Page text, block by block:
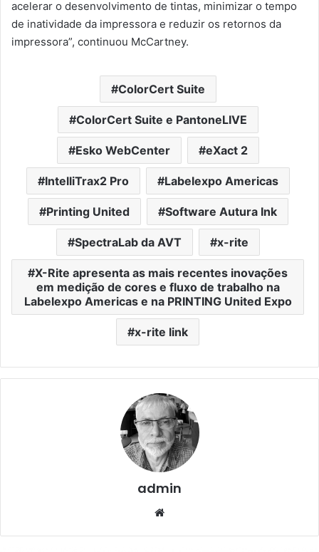
acelerar o desenvolvimento de tintas, minimizar o tempo
de inatividade da impressora e reduzir os retornos da
impressora”, continuou McCartney.
ColorCert Suite
ColorCert Suite e PantoneLIVE
Esko WebCenter eXact 2
IntelliTrax2 ​​Pro Labelexpo Americas
Printing United Software Autura Ink
SpectraLab da AVT x-rite
X-Rite apresenta as mais recentes inovações
em medição de cores e fluxo de trabalho na
Labelexpo Americas e na PRINTING United Expo
x-rite link
admin